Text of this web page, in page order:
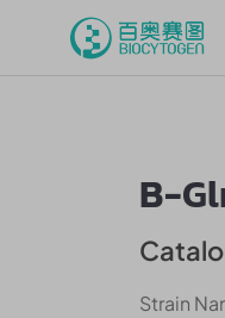
B-
Strain